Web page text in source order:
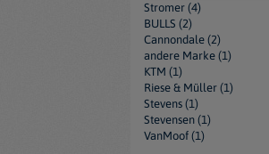
Stromer (4)
BULLS (2)
Cannondale (2)
andere Marke (1)
KTM (1)
Riese & Müller (1)
Stevens (1)
Stevensen (1)
VanMoof (1)